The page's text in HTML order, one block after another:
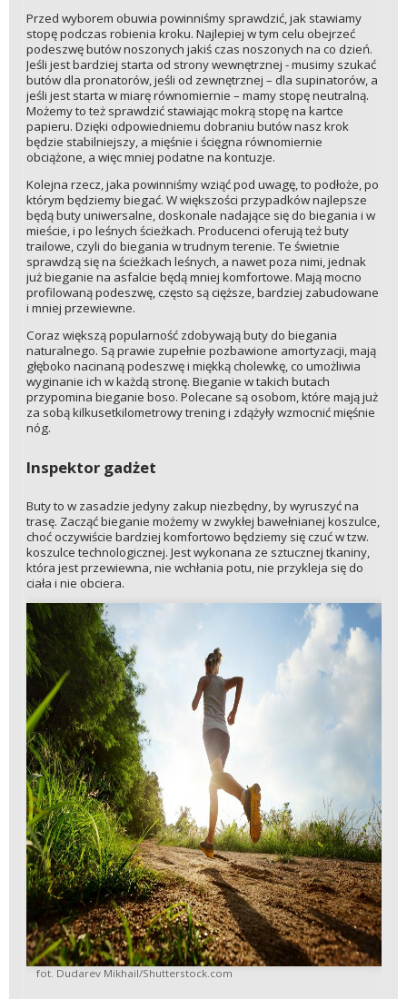
Przed wyborem obuwia powinniśmy sprawdzić, jak stawiamy
stopę podczas robienia kroku. Najlepiej w tym celu obejrzeć
podeszwę butów noszonych jakiś czas noszonych na co dzień.
Jeśli jest bardziej starta od strony wewnętrznej - musimy szukać
butów dla pronatorów, jeśli od zewnętrznej – dla supinatorów, a
jeśli jest starta w miarę równomiernie – mamy stopę neutralną.
Możemy to też sprawdzić stawiając mokrą stopę na kartce
papieru. Dzięki odpowiedniemu dobraniu butów nasz krok
będzie stabilniejszy, a mięśnie i ścięgna równomiernie
obciążone, a więc mniej podatne na kontuzje.
Kolejna rzecz, jaka powinniśmy wziąć pod uwagę, to podłoże, po
którym będziemy biegać. W większości przypadków najlepsze
będą buty uniwersalne, doskonale nadające się do biegania i w
mieście, i po leśnych ścieżkach. Producenci oferują też buty
trailowe, czyli do biegania w trudnym terenie. Te świetnie
sprawdzą się na ścieżkach leśnych, a nawet poza nimi, jednak
już bieganie na asfalcie będą mniej komfortowe. Mają mocno
profilowaną podeszwę, często są cięższe, bardziej zabudowane
i mniej przewiewne.
Coraz większą popularność zdobywają buty do biegania
naturalnego. Są prawie zupełnie pozbawione amortyzacji, mają
głęboko nacinaną podeszwę i miękką cholewkę, co umożliwia
wyginanie ich w każdą stronę. Bieganie w takich butach
przypomina bieganie boso. Polecane są osobom, które mają już
za sobą kilkusetkilometrowy trening i zdążyły wzmocnić mięśnie
nóg.
Inspektor gadżet
Buty to w zasadzie jedyny zakup niezbędny, by wyruszyć na
trasę. Zacząć bieganie możemy w zwykłej bawełnianej koszulce,
choć oczywiście bardziej komfortowo będziemy się czuć w tzw.
koszulce technologicznej. Jest wykonana ze sztucznej tkaniny,
która jest przewiewna, nie wchłania potu, nie przykleja się do
ciała i nie obciera.
fot. Dudarev Mikhail/Shutterstock.com